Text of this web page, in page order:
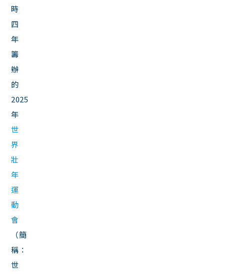
時
四
年
籌
辦
的
2025
年
世
界
壯
年
運
動
會
（簡
稱：
世